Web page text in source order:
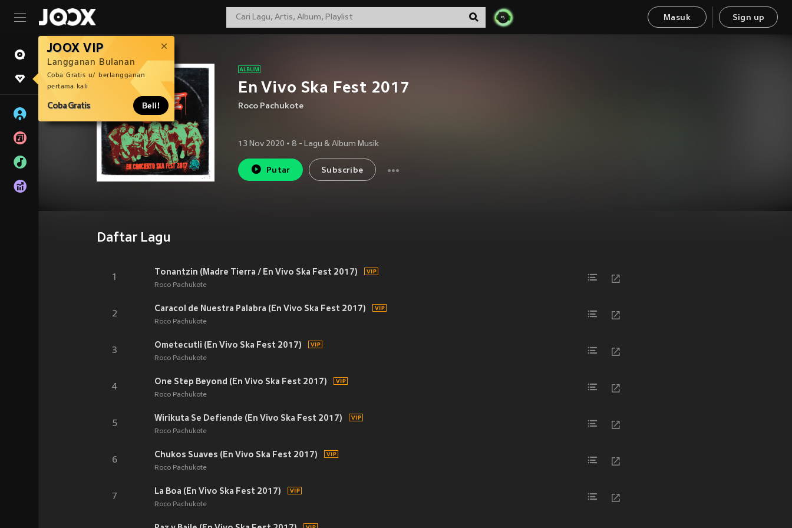
Masuk Sign up
JOOX VIP
Langganan Bulanan
Coba Gratis u/ berlangganan
pertama kali
Coba Gratis Beli!
En Vivo Ska Fest 2017
Roco Pachukote
13 Nov 2020 • 8 - Lagu & Album Musik
Putar Subscribe
Daftar Lagu
1
Tonantzin (Madre Tierra / En Vivo Ska Fest 2017)
Roco Pachukote
2
Caracol de Nuestra Palabra (En Vivo Ska Fest 2017)
Roco Pachukote
3
Ometecutli (En Vivo Ska Fest 2017)
Roco Pachukote
4
One Step Beyond (En Vivo Ska Fest 2017)
Roco Pachukote
5
Wirikuta Se Defiende (En Vivo Ska Fest 2017)
Roco Pachukote
6
Chukos Suaves (En Vivo Ska Fest 2017)
Roco Pachukote
7
La Boa (En Vivo Ska Fest 2017)
Roco Pachukote